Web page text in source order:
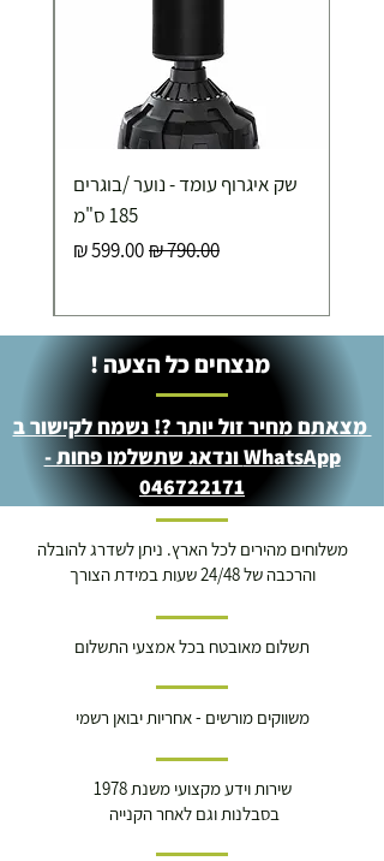
איסוף עצמי ללא עלות מסניף טבריה . רחוב העצמאות 5
מוצרי כושר ( בלבד) ניתן לאסוף ממחסני החברה בת"א
שק איגרוף עומד - נוער /בוגרים
185 ס"מ
מחיר רגילמחיר מבצע
מנצחים כל הצעה !
מצאתם מחיר זול יותר ?! נשמח לקישור ב
WhatsApp ונדאג שתשלמו פחות -
046722171
משלוחים מהירים לכל הארץ. ניתן לשדרג להובלה
והרכבה של 24/48 שעות במידת הצורך
תשלום מאובטח בכל אמצעי התשלום
משווקים מורשים - אחריות יבואן רשמי
שירות וידע מקצועי משנת 1978
בסבלנות וגם לאחר הקנייה